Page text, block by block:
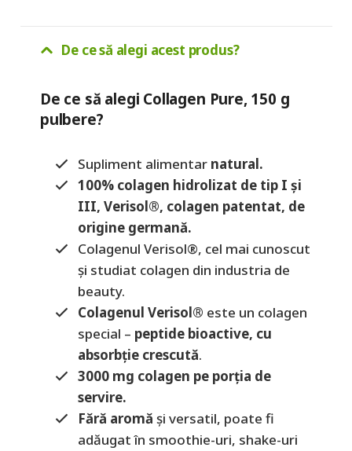
De ce să alegi acest produs?
De ce să alegi Collagen Pure, 150 g
pulbere?
Supliment alimentarnatural.
100% colagen hidrolizat de tip I și
III, Verisol®, colagen patentat, de
origine germană.
Colagenul Verisol®, cel mai cunoscut
și studiat colagen din industria de
beauty.
Colagenul Verisol® este un colagen
special – peptide bioactive, cu
absorbție crescută.
3000 mg colagen pe porția de
servire.
Fără aromă și versatil, poate fi
adăugat în smoothie-uri, shake-uri